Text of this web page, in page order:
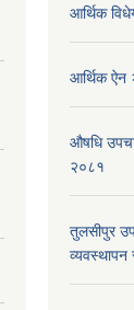
आर्थिक
आर्थिक ऐन
औषधि
२०८१
तुलसीपुर
व्यवस्थापन